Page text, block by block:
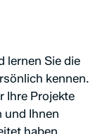
lernen Sie die
kennen.
Ihre Projekte
und Ihnen